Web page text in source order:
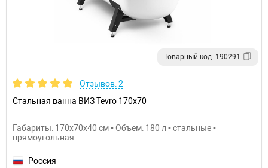
Товарный код: 190291
Отзывов: 2
Стальная ванна ВИЗ Tevro 170х70
Габариты: 170x70x40 см • Объем: 180 л • стальные •
прямоугольная
Россия